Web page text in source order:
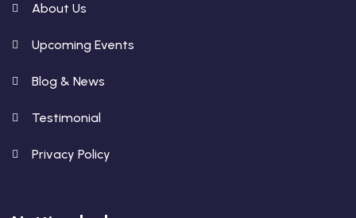
About Us
Upcoming Events
Blog & News
Testimonial
Privacy Policy